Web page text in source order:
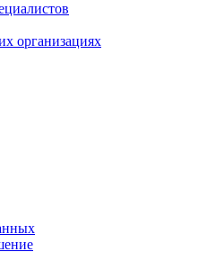
организациях